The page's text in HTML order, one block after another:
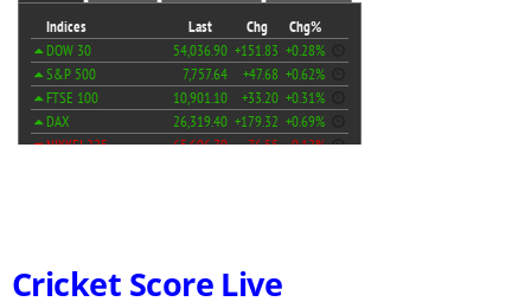
Cricket Score Live